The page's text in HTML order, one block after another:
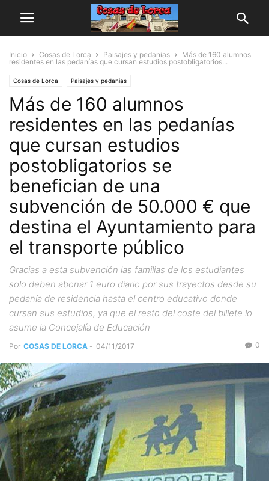
Inicio Cosas de Lorca Paisajes y pedanias
Más de 160 alumnos
residentes en las pedanías que cursan estudios postobligatorios...
Cosas de Lorca Paisajes y pedanias
Más de 160 alumnos
residentes en las pedanías
que cursan estudios
postobligatorios se
benefician de una
subvención de 50.000 € que
destina el Ayuntamiento para
el transporte público
Gracias a esta subvención las familias de los estudiantes
solo deben abonar 1 euro diario por sus trayectos desde su
pedanía de residencia hasta el centro educativo donde
cursan sus estudios, ya que el resto del coste del billete lo
asume la Concejalía de Educación
Por COSAS DE LORCA - 04/11/2017 0